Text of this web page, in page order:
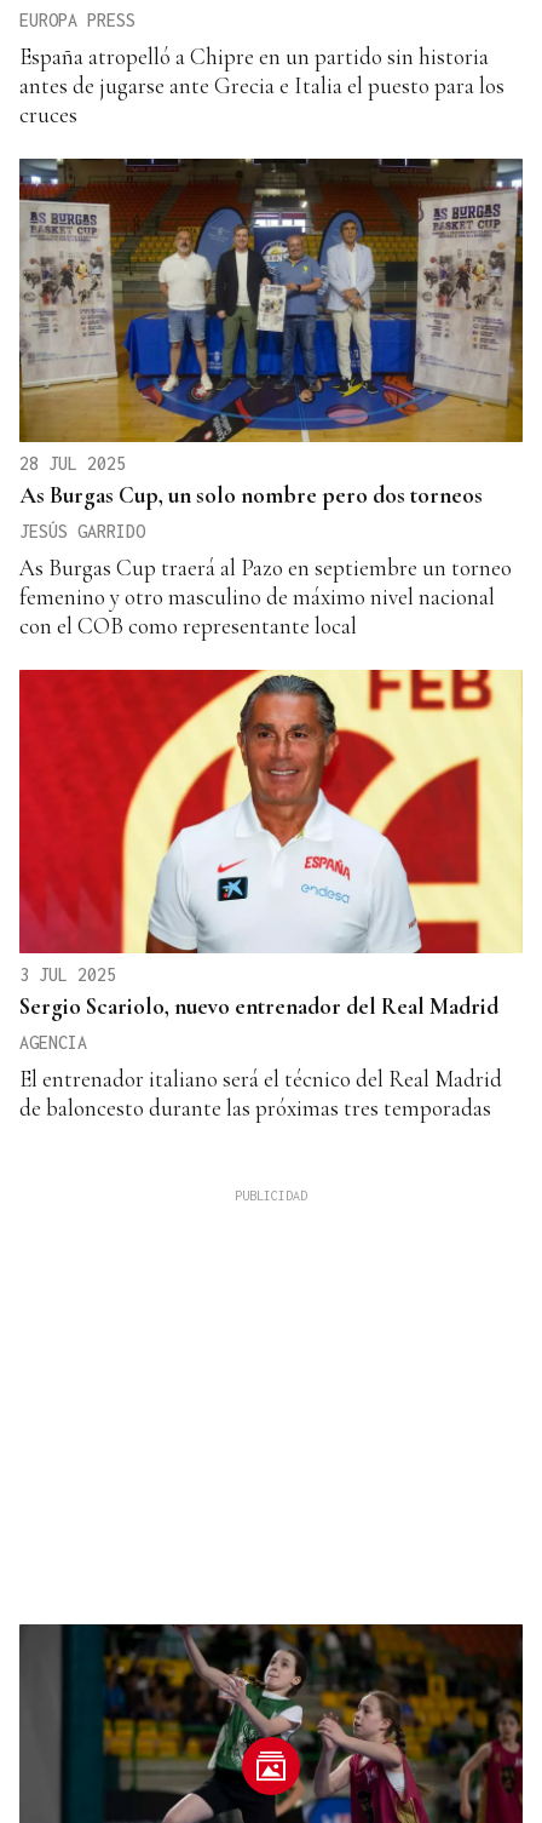
EUROPA PRESS
España atropelló a Chipre en un partido sin historia
antes de jugarse ante Grecia e Italia el puesto para los
cruces
28 JUL 2025
As Burgas Cup, un solo nombre pero dos torneos
JESÚS GARRIDO
As Burgas Cup traerá al Pazo en septiembre un torneo
femenino y otro masculino de máximo nivel nacional
con el COB como representante local
3 JUL 2025
Sergio Scariolo, nuevo entrenador del Real Madrid
AGENCIA
El entrenador italiano será el técnico del Real Madrid
de baloncesto durante las próximas tres temporadas